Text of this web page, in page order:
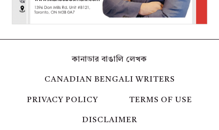
কানাডার বাঙালি লেখক
CANADIAN BENGALI WRITERS
PRIVACY POLICY TERMS OF USE
DISCLAIMER